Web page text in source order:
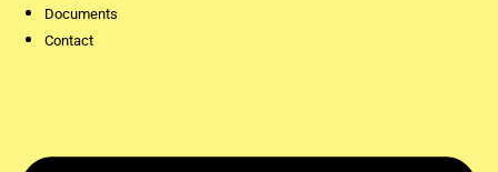
Documents
Contact